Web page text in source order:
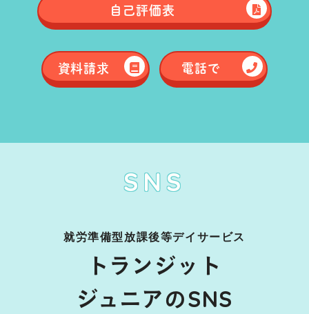
自己評価表
資料請求 電話で
SNS
就労準備型放課後等デイサービス
トランジット
ジュニアのSNS